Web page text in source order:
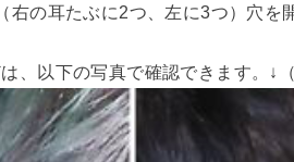
（右の耳たぶに2つ、左に3つ）穴を
、以下の写真で確認できます。↓